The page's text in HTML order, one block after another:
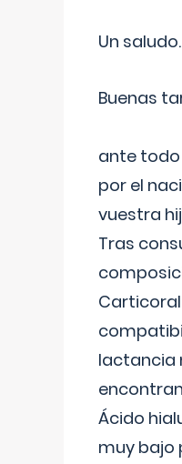
Un saludo.
Buenas
ante
por el
vuestra
Tras
lactancia
Ácido
muy bajo